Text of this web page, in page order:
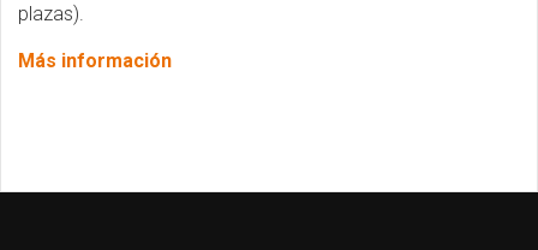
plazas).
Más información